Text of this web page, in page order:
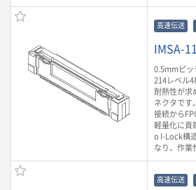
高速伝送
IMSA-
0.5mmピッ
214レベル
耐熱性が求
ネクタです
接続から
軽量化に貢
o I-Lock構
なり、作業
高速伝送